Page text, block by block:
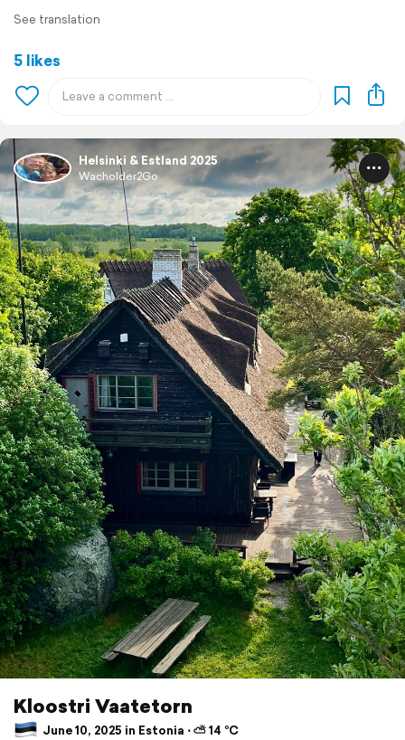
See translation
5 likes
Helsinki & Estland 2025
Wacholder2Go
Kloostri Vaatetorn
June 10, 2025 in Estonia ⋅ ⛅ 14 °C